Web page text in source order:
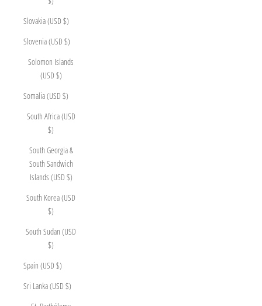
Slovakia (USD $)
Slovenia (USD $)
Solomon Islands
(USD $)
Somalia (USD $)
South Africa (USD
$)
South Georgia &
South Sandwich
Islands (USD $)
South Korea (USD
$)
South Sudan (USD
$)
Spain (USD $)
Sri Lanka (USD $)